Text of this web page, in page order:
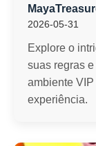
2026-05-31
Explore o
suas regras
ambiente
experiência.